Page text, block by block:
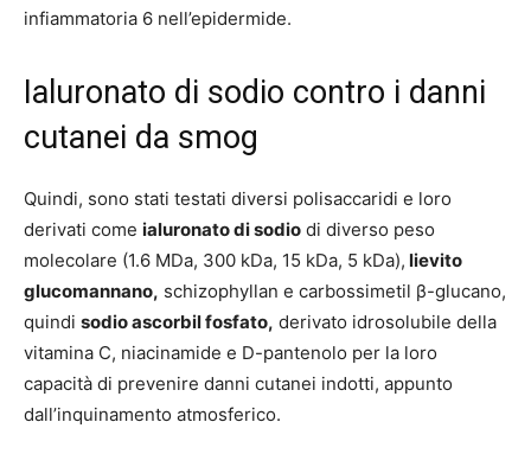
infiammatoria 6 nell’epidermide.
Ialuronato di sodio contro i danni
cutanei da smog
Quindi, sono stati testati diversi polisaccaridi e loro
derivati come ialuronato di sodio di diverso peso
molecolare (1.6 MDa, 300 kDa, 15 kDa, 5 kDa), lievito
glucomannano, schizophyllan e carbossimetil β-glucano,
quindi sodio ascorbil fosfato, derivato idrosolubile della
vitamina C, niacinamide e D-pantenolo per la loro
capacità di prevenire danni cutanei indotti, appunto
dall’inquinamento atmosferico.